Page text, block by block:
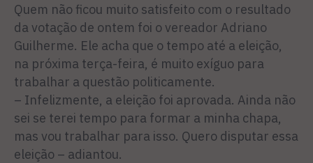
Quem não ficou muito satisfeito com o resultado
da votação de ontem foi o vereador Adriano
Guilherme. Ele acha que o tempo até a eleição,
na próxima terça-feira, é muito exíguo para
trabalhar a questão politicamente.
– Infelizmente, a eleição foi aprovada. Ainda não
sei se terei tempo para formar a minha chapa,
mas vou trabalhar para isso. Quero disputar essa
eleição – adiantou.